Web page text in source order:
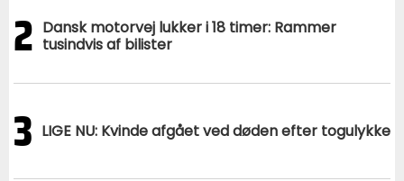
2 Dansk motorvej lukker i 18 timer: Rammer
tusindvis af bilister
3 LIGE NU: Kvinde afgået ved døden efter togulykke